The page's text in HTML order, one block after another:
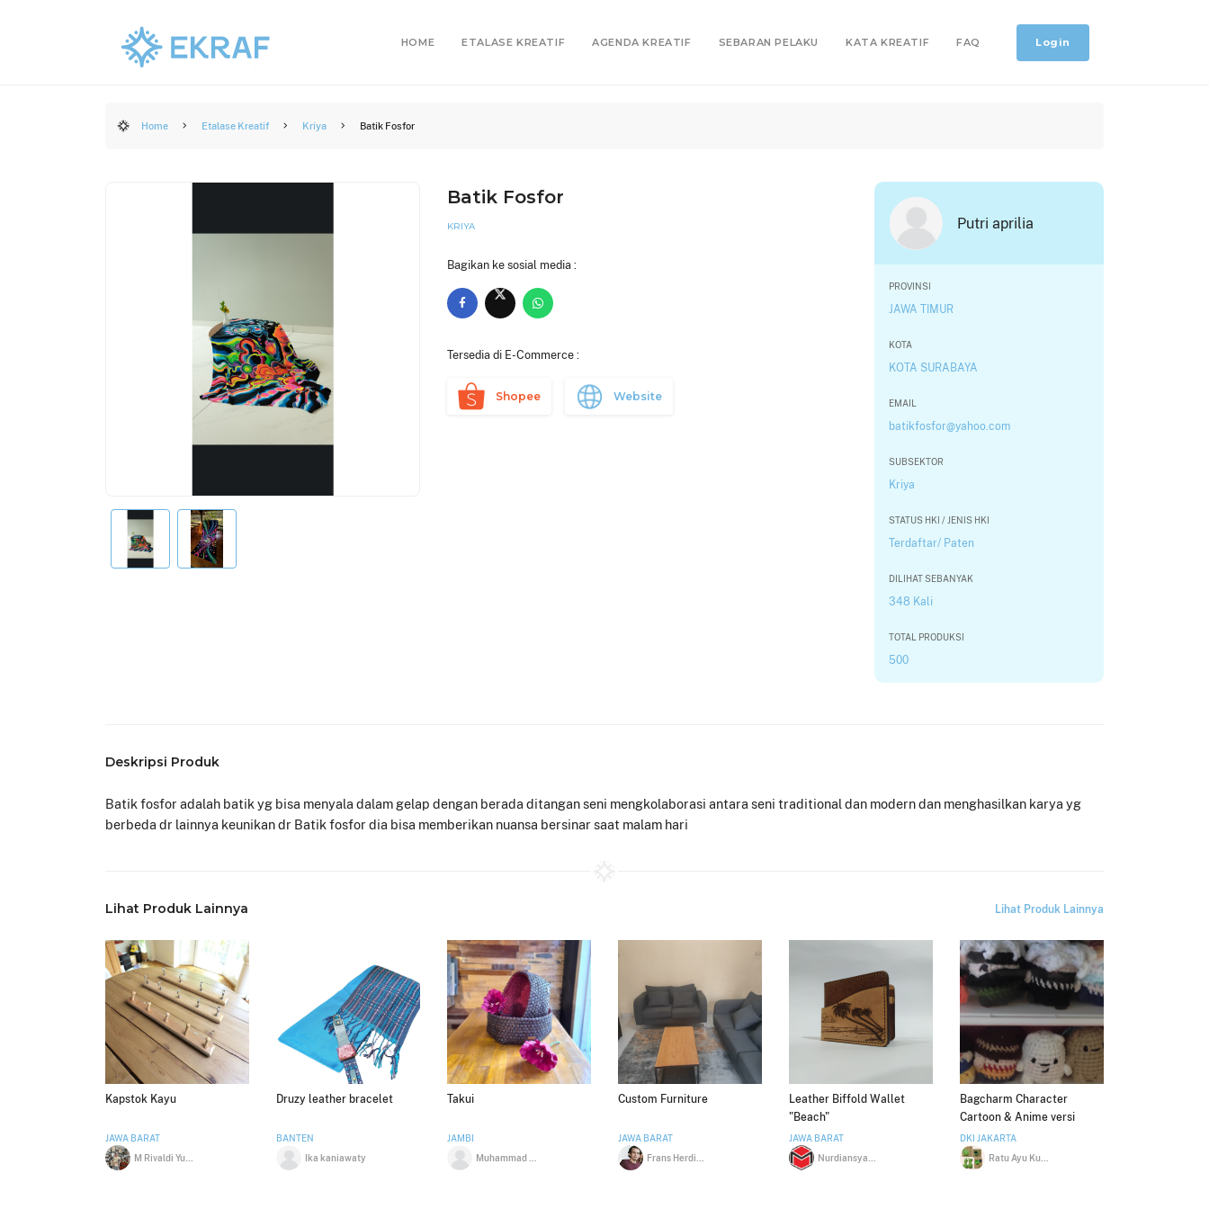
HOME ETALASE KREATIF AGENDA KREATIF SEBARAN PELAKU KATA KREATIF FAQ Login
Home Etalase Kreatif Kriya Batik Fosfor
Batik Fosfor
KRIYA
Bagikan ke sosial media :
Tersedia di E-Commerce :
Shopee Website
Putri aprilia
PROVINSI
JAWA TIMUR
KOTA
KOTA SURABAYA
EMAIL
batikfosfor@yahoo.com
SUBSEKTOR
Kriya
STATUS HKI / JENIS HKI
Terdaftar/ Paten
DILIHAT SEBANYAK
348 Kali
TOTAL PRODUKSI
500
Deskripsi Produk
Batik fosfor adalah batik yg bisa menyala dalam gelap dengan berada ditangan seni mengkolaborasi antara seni traditional dan modern dan menghasilkan karya yg
berbeda dr lainnya keunikan dr Batik fosfor dia bisa memberikan nuansa bersinar saat malam hari
Lihat Produk Lainnya Lihat Produk Lainnya
Kapstok Kayu
JAWA BARAT
Druzy leather bracelet
BANTEN
Ika kaniawaty
Takui
JAMBI
Custom Furniture
JAWA BARAT
Leather Biffold Wallet
"Beach"
JAWA BARAT
Bagcharm Character
Cartoon & Anime versi
Mushroom
DKI JAKARTA